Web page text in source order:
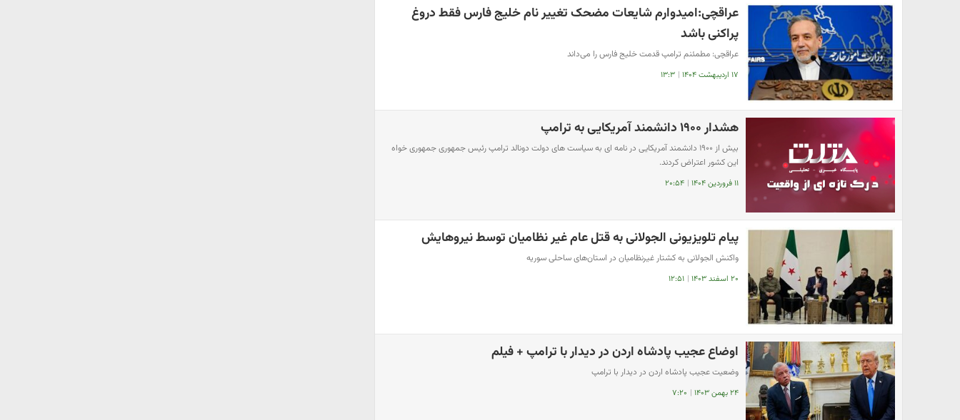
عراقچی:امیدوارم شایعات مضحک تغییر نام خلیج فارس فقط دروغ
پراکنی باشد
عراقچی: مطمئنم ترامپ قدمت خلیج فارس را می‌داند
۱۷ اردیبهشت ۱۴۰۴ | ۱۳:۳
هشدار ۱۹۰۰ دانشمند آمریکایی به ترامپ
بیش از ۱۹۰۰ دانشمند آمریکایی در نامه ای به سیاست های دولت دونالد ترامپ رئیس جمهوری جمهوری خواه
این کشور اعتراض کردند.
۱۱ فروردین ۱۴۰۴ | ۲۰:۵۴
پیام تلویزیونی الجولانی به قتل عام غیر نظامیان توسط نیروهایش
واکنش الجولانی به کشتار غیرنظامیان در استان‌های ساحلی سوریه
۲۰ اسفند ۱۴۰۳ | ۱۲:۵۱
اوضاع عجیب پادشاه اردن در دیدار با ترامپ + فیلم
وضعیت عجیب پادشاه اردن در دیدار با ترامپ
۲۴ بهمن ۱۴۰۳ | ۷:۲۰